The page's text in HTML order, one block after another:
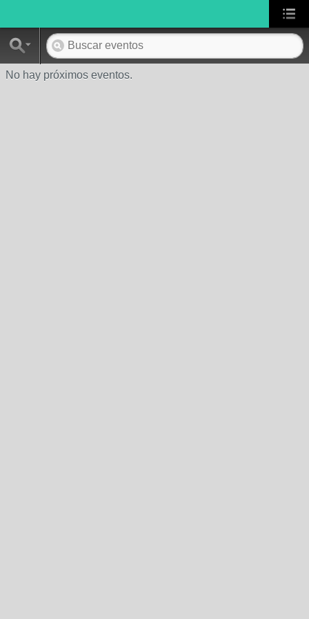
No hay próximos eventos.